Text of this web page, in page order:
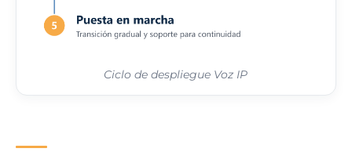
Ciclo de despliegue Voz IP